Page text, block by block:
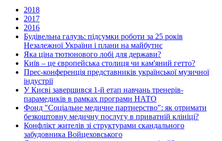
2018
2017
2016
Будівельна галузь: підсумки роботи за 25 років
Незалежної України і плани на майбутнє
Яка ціна тютюнового лобі для держави?
Київ – це європейська столиця чи кам'яний гетто?
Прес-конференція представників української музичної
індустрії
У Києві завершився 1-й етап навчань тренерів-
парамедиків в рамках програми НАТО
Фонд "Соціальне медичне партнерство": як отримати
безкоштовну медичну послугу в приватній клініці?
Конфлікт жителів зі структурами скандального
забудовника Войцеховського